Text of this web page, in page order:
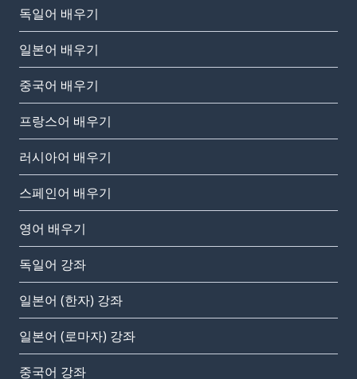
독일어 배우기
일본어 배우기
중국어 배우기
프랑스어 배우기
러시아어 배우기
스페인어 배우기
영어 배우기
독일어 강좌
일본어 (한자) 강좌
일본어 (로마자) 강좌
중국어 강좌